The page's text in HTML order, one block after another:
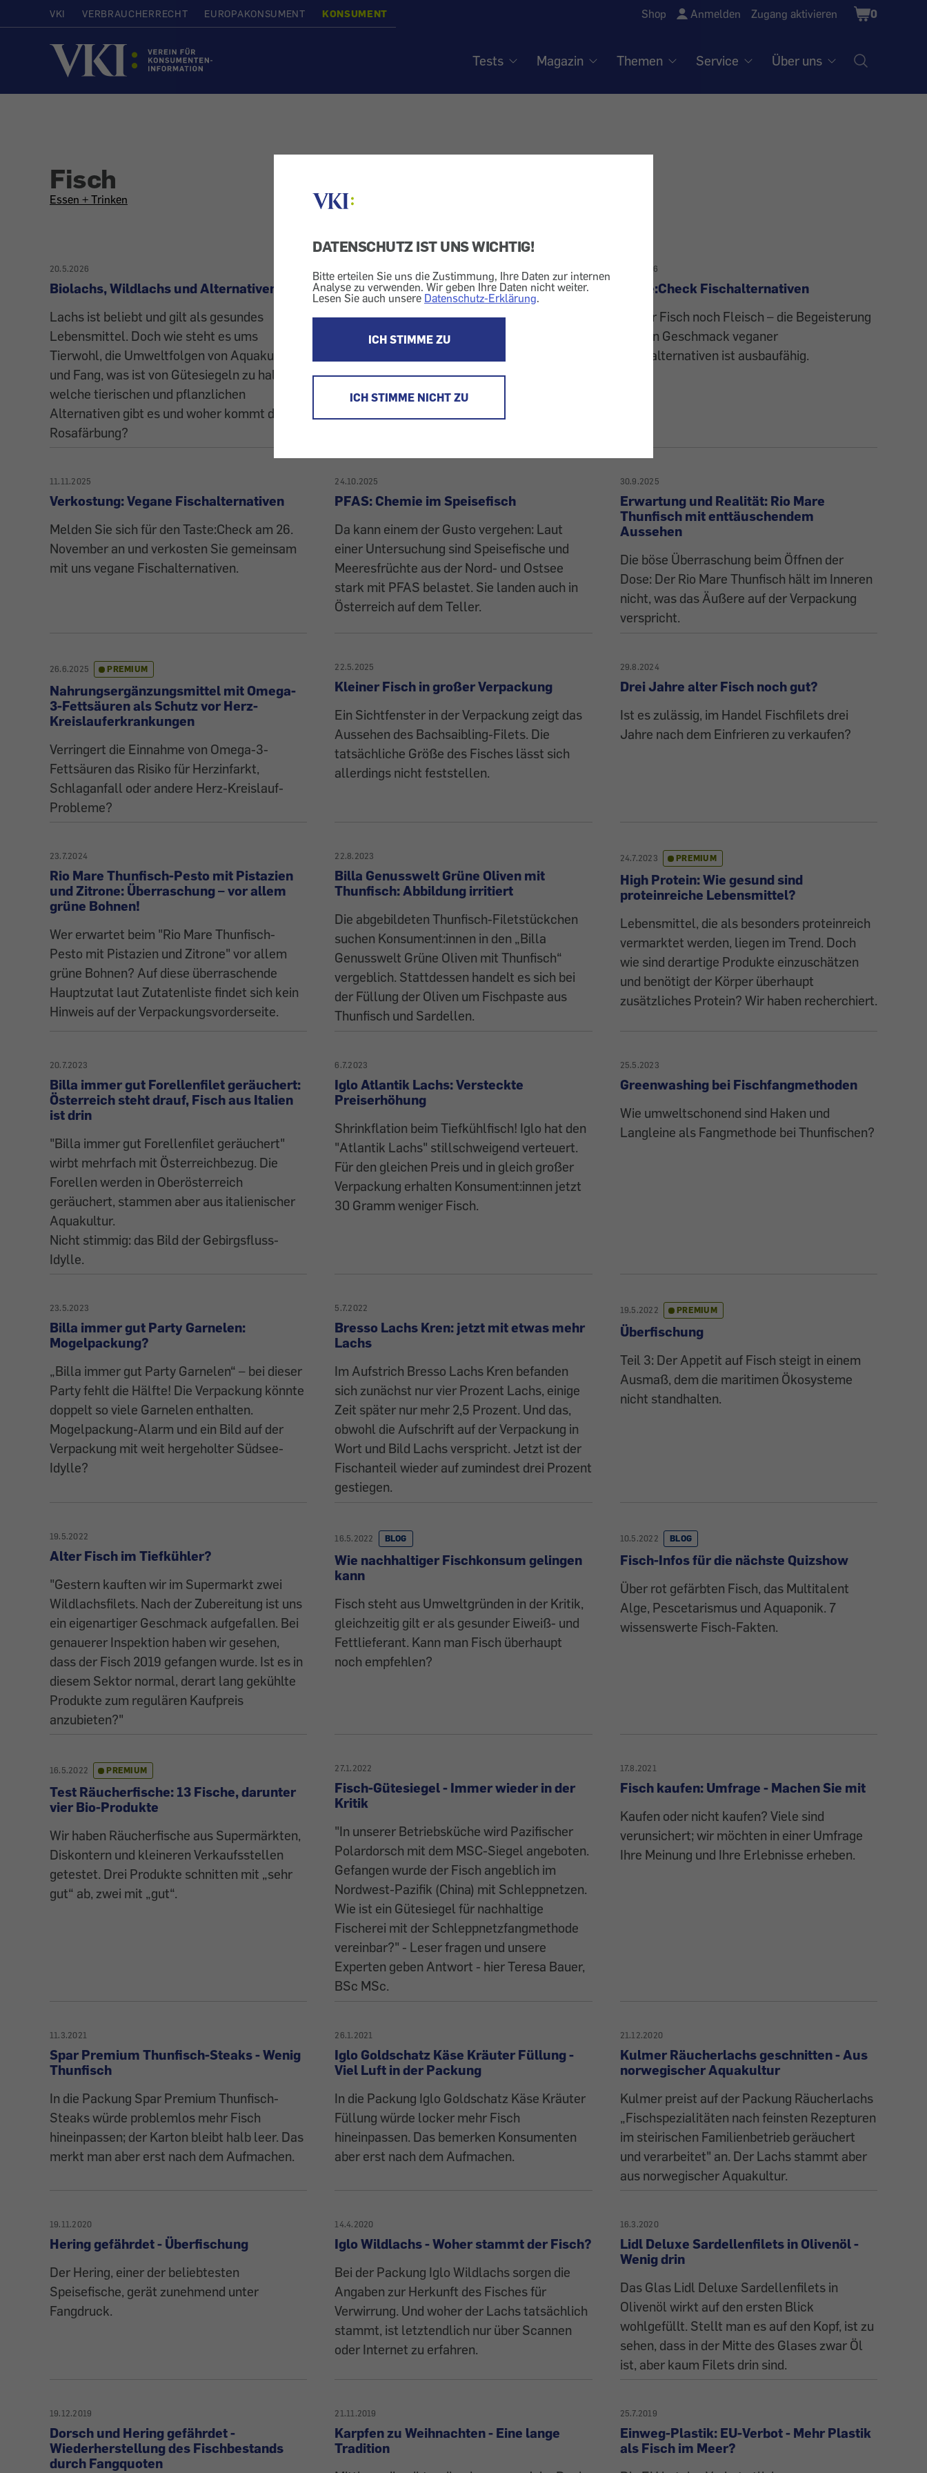
DATENSCHUTZ IST UNS WICHTIG!
Bitte erteilen Sie uns die Zustimmung, Ihre Daten zur internen
Analyse zu verwenden. Wir geben Ihre Daten nicht weiter.
Lesen Sie auch unsere Datenschutz-Erklärung.
ICH STIMME ZU
ICH STIMME NICHT ZU
VKI VERBRAUCHERRECHT EUROPAKONSUMENT KONSUMENT Shop Anmelden Zugang aktivieren
Shopping
Cart
0
Startseite
Tests Magazin Themen Service Über uns
Fisch
All
on
the
topic
Essen + Trinken
20.5.2026
Biolachs, Wildlachs und Alternativen
Lachs ist beliebt und gilt als gesundes
Lebensmittel. Doch wie steht es ums
Tierwohl, die Umweltfolgen von Aquakultur
und Fang, was ist von Gütesiegeln zu halten,
welche tierischen und pflanzlichen
Alternativen gibt es und woher kommt die
Rosafärbung?
Haltbarkeit von Lebensmitteln
Viele werfen Lebensmittel sofort weg, sobald
das Datum auf der Verpackung überschritten
bedeutet.
12.1.2026
Taste:Check Fischalternativen
Weder Fisch noch Fleisch – die Begeisterung
für den Geschmack veganer
Fischalternativen ist ausbaufähig.
11.11.2025
Verkostung: Vegane Fischalternativen
Melden Sie sich für den Taste:Check am 26.
November an und verkosten Sie gemeinsam
mit uns vegane Fischalternativen.
24.10.2025
PFAS: Chemie im Speisefisch
Da kann einem der Gusto vergehen: Laut
einer Untersuchung sind Speisefische und
Meeresfrüchte aus der Nord- und Ostsee
stark mit PFAS belastet. Sie landen auch in
Österreich auf dem Teller.
30.9.2025
Erwartung und Realität: Rio Mare
Thunfisch mit enttäuschendem
Aussehen
Die böse Überraschung beim Öffnen der
Dose: Der Rio Mare Thunfisch hält im Inneren
nicht, was das Äußere auf der Verpackung
verspricht.
26.6.2025 PREMIUM
Nahrungsergänzungsmittel mit Omega-
3-Fettsäuren als Schutz vor Herz-
Kreislauferkrankungen
Verringert die Einnahme von Omega-3-
Fettsäuren das Risiko für Herzinfarkt,
Schlaganfall oder andere Herz-Kreislauf-
Probleme?
22.5.2025
Kleiner Fisch in großer Verpackung
Ein Sichtfenster in der Verpackung zeigt das
Aussehen des Bachsaibling-Filets. Die
tatsächliche Größe des Fisches lässt sich
allerdings nicht feststellen.
29.8.2024
Drei Jahre alter Fisch noch gut?
Ist es zulässig, im Handel Fischfilets drei
Jahre nach dem Einfrieren zu verkaufen?
23.7.2024
Rio Mare Thunfisch-Pesto mit Pistazien
und Zitrone: Überraschung – vor allem
grüne Bohnen!
Wer erwartet beim "Rio Mare Thunfisch-
Pesto mit Pistazien und Zitrone" vor allem
grüne Bohnen? Auf diese überraschende
Hauptzutat laut Zutatenliste findet sich kein
Hinweis auf der Verpackungsvorderseite.
22.8.2023
Billa Genusswelt Grüne Oliven mit
Thunfisch: Abbildung irritiert
Die abgebildeten Thunfisch-Filetstückchen
suchen Konsument:innen in den „Billa
Genusswelt Grüne Oliven mit Thunfisch“
vergeblich. Stattdessen handelt es sich bei
der Füllung der Oliven um Fischpaste aus
Thunfisch und Sardellen.
24.7.2023 PREMIUM
High Protein: Wie gesund sind
proteinreiche Lebensmittel?
Lebensmittel, die als besonders proteinreich
vermarktet werden, liegen im Trend. Doch
wie sind derartige Produkte einzuschätzen
und benötigt der Körper überhaupt
zusätzliches Protein? Wir haben recherchiert.
20.7.2023
Billa immer gut Forellenfilet geräuchert:
Österreich steht drauf, Fisch aus Italien
ist drin
"Billa immer gut Forellenfilet geräuchert"
wirbt mehrfach mit Österreichbezug. Die
Forellen werden in Oberösterreich
geräuchert, stammen aber aus italienischer
Aquakultur.
Nicht stimmig: das Bild der Gebirgsfluss-
Idylle.
6.7.2023
Iglo Atlantik Lachs: Versteckte
Preiserhöhung
Shrinkflation beim Tiefkühlfisch! Iglo hat den
"Atlantik Lachs" stillschweigend verteuert.
Für den gleichen Preis und in gleich großer
Verpackung erhalten Konsument:innen jetzt
30 Gramm weniger Fisch.
25.5.2023
Greenwashing bei Fischfangmethoden
Wie umweltschonend sind Haken und
Langleine als Fangmethode bei Thunfischen?
23.5.2023
Billa immer gut Party Garnelen:
Mogelpackung?
„Billa immer gut Party Garnelen“ – bei dieser
Party fehlt die Hälfte! Die Verpackung könnte
doppelt so viele Garnelen enthalten.
Mogelpackung-Alarm und ein Bild auf der
Verpackung mit weit hergeholter Südsee-
Idylle?
5.7.2022
Bresso Lachs Kren: jetzt mit etwas mehr
Lachs
Im Aufstrich Bresso Lachs Kren befanden
sich zunächst nur vier Prozent Lachs, einige
Zeit später nur mehr 2,5 Prozent. Und das,
obwohl die Aufschrift auf der Verpackung in
Wort und Bild Lachs verspricht. Jetzt ist der
Fischanteil wieder auf zumindest drei Prozent
gestiegen.
19.5.2022 PREMIUM
Überfischung
Teil 3: Der Appetit auf Fisch steigt in einem
Ausmaß, dem die maritimen Ökosysteme
nicht standhalten.
19.5.2022
Alter Fisch im Tiefkühler?
"Gestern kauften wir im Supermarkt zwei
Wildlachsfilets. Nach der Zubereitung ist uns
ein eigenartiger Geschmack aufgefallen. Bei
genauerer Inspektion haben wir gesehen,
dass der Fisch 2019 gefangen wurde. Ist es in
diesem Sektor normal, derart lang gekühlte
Produkte zum regulären Kaufpreis
anzubieten?"
16.5.2022 BLOG
Wie nachhaltiger Fischkonsum gelingen
kann
Fisch steht aus Umweltgründen in der Kritik,
gleichzeitig gilt er als gesunder Eiweiß- und
Fettlieferant. Kann man Fisch überhaupt
noch empfehlen?
10.5.2022 BLOG
Fisch-Infos für die nächste Quizshow
Über rot gefärbten Fisch, das Multitalent
Alge, Pescetarismus und Aquaponik. 7
wissenswerte Fisch-Fakten.
16.5.2022 PREMIUM
Test Räucherfische: 13 Fische, darunter
vier Bio-Produkte
Wir haben Räucherfische aus Supermärkten,
Diskontern und kleineren Verkaufsstellen
getestet. Drei Produkte schnitten mit „sehr
gut“ ab, zwei mit „gut“.
27.1.2022
Fisch-Gütesiegel - Immer wieder in der
Kritik
"In unserer Betriebsküche wird Pazifischer
Polardorsch mit dem MSC-Siegel angeboten.
Gefangen wurde der Fisch angeblich im
Nordwest-Pazifik (China) mit Schleppnetzen.
Wie ist ein Gütesiegel für nachhaltige
Fischerei mit der Schleppnetzfangmethode
vereinbar?" - Leser fragen und unsere
Experten geben Antwort - hier Teresa Bauer,
BSc MSc.
17.8.2021
Fisch kaufen: Umfrage - Machen Sie mit
Kaufen oder nicht kaufen? Viele sind
verunsichert; wir möchten in einer Umfrage
Ihre Meinung und Ihre Erlebnisse erheben.
11.3.2021
Spar Premium Thunfisch-Steaks - Wenig
Thunfisch
In die Packung Spar Premium Thunfisch-
Steaks würde problemlos mehr Fisch
hineinpassen; der Karton bleibt halb leer. Das
merkt man aber erst nach dem Aufmachen.
26.1.2021
Iglo Goldschatz Käse Kräuter Füllung -
Viel Luft in der Packung
In die Packung Iglo Goldschatz Käse Kräuter
Füllung würde locker mehr Fisch
hineinpassen. Das bemerken Konsumenten
aber erst nach dem Aufmachen.
21.12.2020
Kulmer Räucherlachs geschnitten - Aus
norwegischer Aquakultur
Kulmer preist auf der Packung Räucherlachs
„Fischspezialitäten nach feinsten Rezepturen
im steirischen Familienbetrieb geräuchert
und verarbeitet" an. Der Lachs stammt aber
aus norwegischer Aquakultur.
19.11.2020
Hering gefährdet - Überfischung
Der Hering, einer der beliebtesten
Speisefische, gerät zunehmend unter
Fangdruck.
14.4.2020
Iglo Wildlachs - Woher stammt der Fisch?
Bei der Packung Iglo Wildlachs sorgen die
Angaben zur Herkunft des Fisches für
Verwirrung. Und woher der Lachs tatsächlich
stammt, ist letztendlich nur über Scannen
oder Internet zu erfahren.
16.3.2020
Lidl Deluxe Sardellenfilets in Olivenöl -
Wenig drin
Das Glas Lidl Deluxe Sardellenfilets in
Olivenöl wirkt auf den ersten Blick
wohlgefüllt. Stellt man es auf den Kopf, ist zu
sehen, dass in der Mitte des Glases zwar Öl
ist, aber kaum Filets drin sind.
19.12.2019
Dorsch und Hering gefährdet -
Wiederherstellung des Fischbestands
durch Fangquoten
21.11.2019
Karpfen zu Weihnachten - Eine lange
Tradition
25.7.2019
Einweg-Plastik: EU-Verbot - Mehr Plastik
als Fisch im Meer?